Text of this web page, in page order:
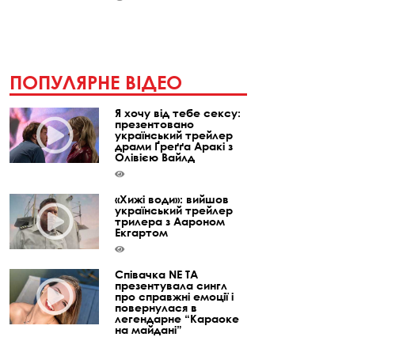
ПОПУЛЯРНЕ ВІДЕО
Я хочу від тебе сексу:
презентовано
український трейлер
драми Ґреґґа Аракі з
Олівією Вайлд
«Хижі води»: вийшов
український трейлер
трилера з Аароном
Екгартом
Співачка NE TA
презентувала сингл
про справжні емоції і
повернулася в
легендарне “Караоке
на майдані”